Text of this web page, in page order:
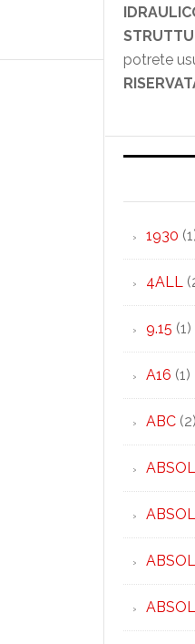
PASS012T010101
potrete
1930(1)
4ALL
9.15(1)
A16(1)
ABC(2)